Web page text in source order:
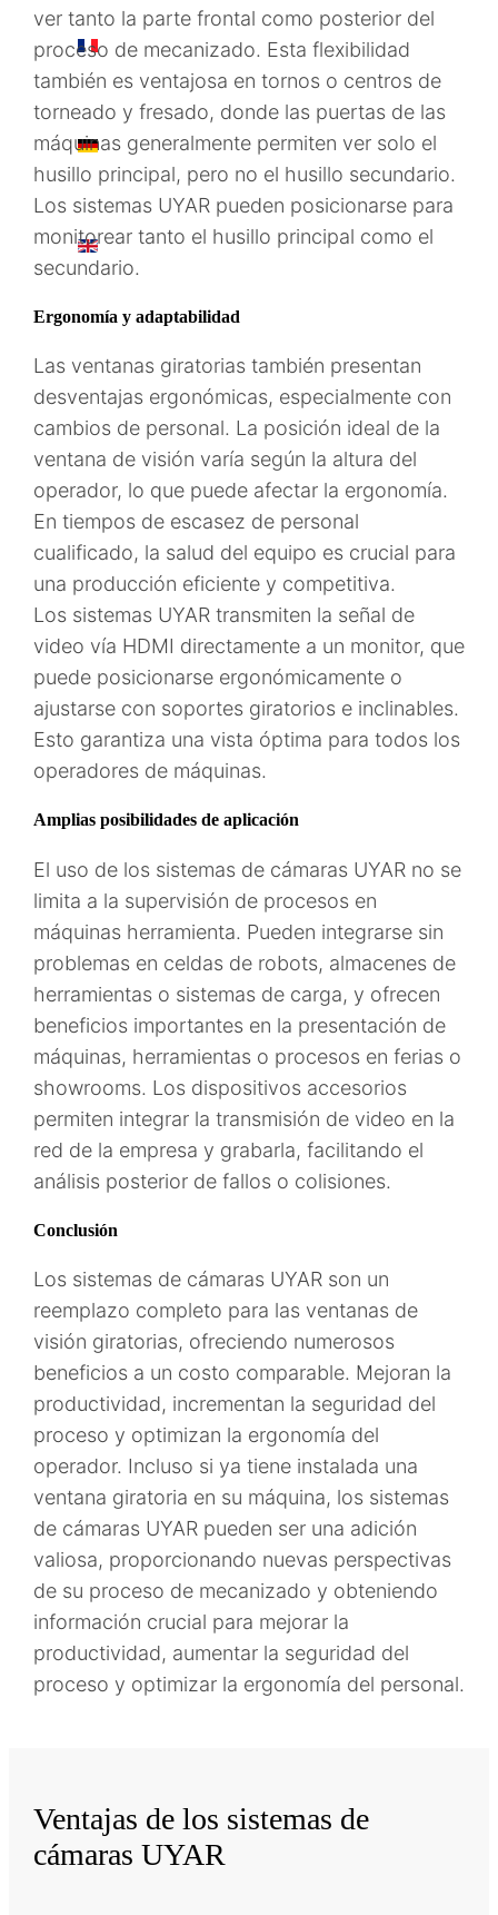
FR
DE
EN
ver tanto la parte frontal como posterior del
proceso de mecanizado. Esta flexibilidad
también es ventajosa en tornos o centros de
torneado y fresado, donde las puertas de las
máquinas generalmente permiten ver solo el
husillo principal, pero no el husillo secundario.
Los sistemas UYAR pueden posicionarse para
monitorear tanto el husillo principal como el
secundario.
Ergonomía y adaptabilidad
Las ventanas giratorias también presentan
desventajas ergonómicas, especialmente con
cambios de personal. La posición ideal de la
ventana de visión varía según la altura del
operador, lo que puede afectar la ergonomía.
En tiempos de escasez de personal
cualificado, la salud del equipo es crucial para
una producción eficiente y competitiva.
Los sistemas UYAR transmiten la señal de
video vía HDMI directamente a un monitor, que
puede posicionarse ergonómicamente o
ajustarse con soportes giratorios e inclinables.
Esto garantiza una vista óptima para todos los
operadores de máquinas.
Amplias posibilidades de aplicación
El uso de los sistemas de cámaras UYAR no se
limita a la supervisión de procesos en
máquinas herramienta. Pueden integrarse sin
problemas en celdas de robots, almacenes de
herramientas o sistemas de carga, y ofrecen
beneficios importantes en la presentación de
máquinas, herramientas o procesos en ferias o
showrooms. Los dispositivos accesorios
permiten integrar la transmisión de video en la
red de la empresa y grabarla, facilitando el
análisis posterior de fallos o colisiones.
Conclusión
Los sistemas de cámaras UYAR son un
reemplazo completo para las ventanas de
visión giratorias, ofreciendo numerosos
beneficios a un costo comparable. Mejoran la
productividad, incrementan la seguridad del
proceso y optimizan la ergonomía del
operador. Incluso si ya tiene instalada una
ventana giratoria en su máquina, los sistemas
de cámaras UYAR pueden ser una adición
valiosa, proporcionando nuevas perspectivas
de su proceso de mecanizado y obteniendo
información crucial para mejorar la
productividad, aumentar la seguridad del
proceso y optimizar la ergonomía del personal.
Ventajas de los sistemas de
cámaras UYAR